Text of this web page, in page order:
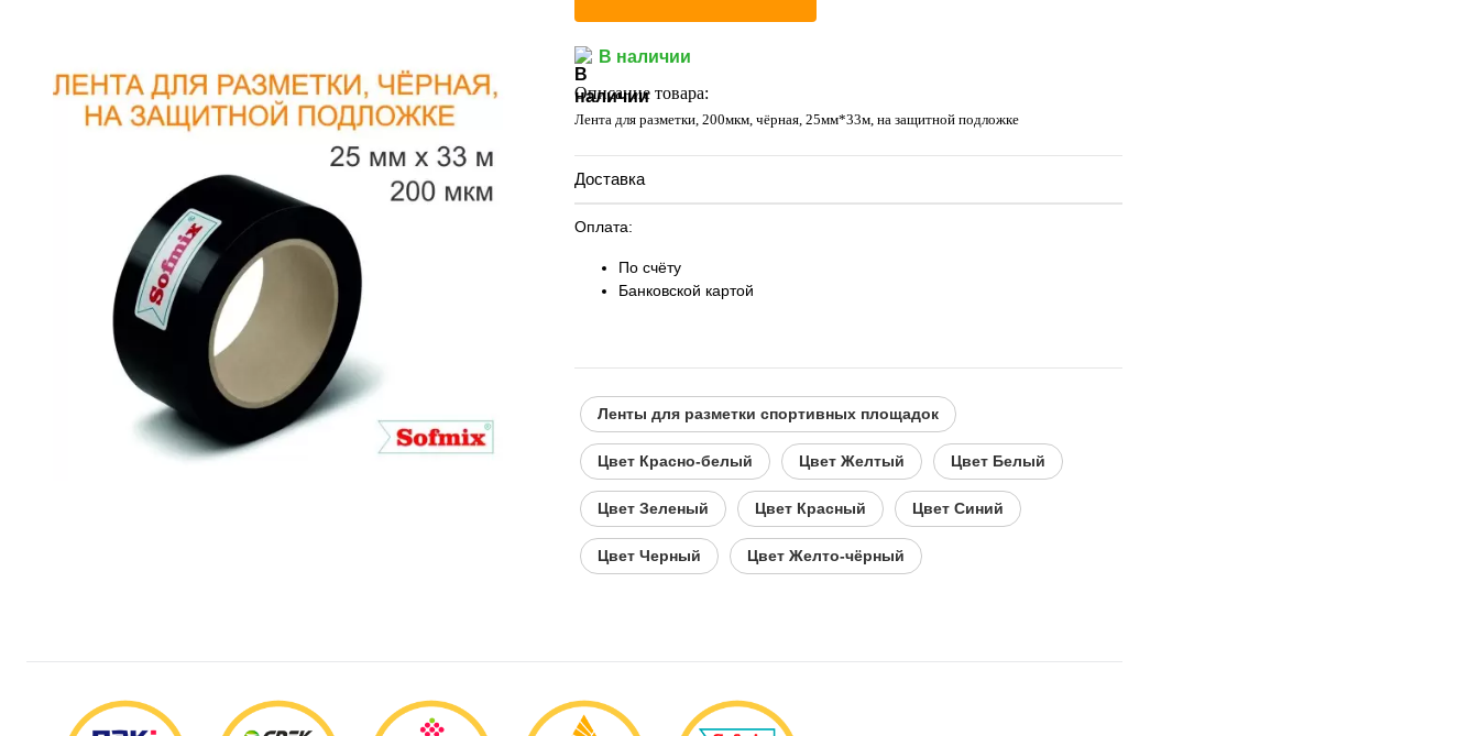
В наличии
Описание товара:
Лента для разметки, 200мкм, чёрная, 25мм*33м, на защитной подложке
Доставка
Оплата:
По счёту
Банковской картой
Ленты для разметки спортивных площадок
Цвет Красно-белый Цвет Желтый Цвет Белый
Цвет Зеленый Цвет Красный Цвет Синий
Цвет Черный Цвет Желто-чёрный